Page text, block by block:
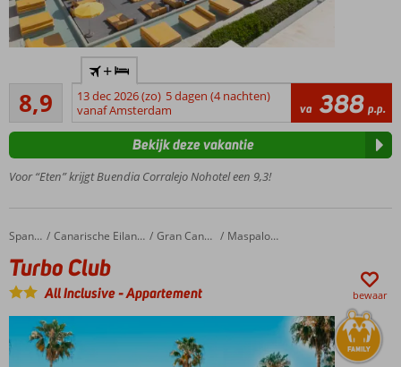
Corralejo
op
loopafstand
Geheel
gerenoveerd
3
zoetwaterzwembaden
met
ontbijt
8,9
Aanrader
11
beoordelingen
+
13 dec 2026 (zo) 5 dagen (4 nachten)
vanaf Amsterdam
va 388 p.p.
Voor “Eten” krijgt Buendia Corralejo Nohotel een 9,3!
Bekijk deze vakantie
Home Spanje Canarische Eilanden Gran Canaria Maspalomas
Turbo Club
Turbo Club
All Inclusive-Appartement bewaar